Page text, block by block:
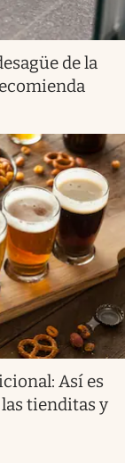
de la
Así es
tienditas y